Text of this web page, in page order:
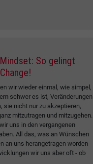
So gelingt
wir wieder einmal, wie simpel,
schwer es ist, Veränderungen
sie nicht nur zu akzeptieren,
mitzutragen und mitzugehen.
uns in den vergangenen
All das, was an Wünschen
an uns herangetragen worden
wir uns aber oft - ob